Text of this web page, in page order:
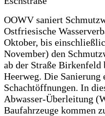
OOWV saniert
Ostfriesische
Oktober, bis
November) den
ab der Straße Birkenfeld
Heerweg. Die Sanierung
Schachtöffnungen. In
Abwasser-Überleitung
Baufahrzeuge kommen